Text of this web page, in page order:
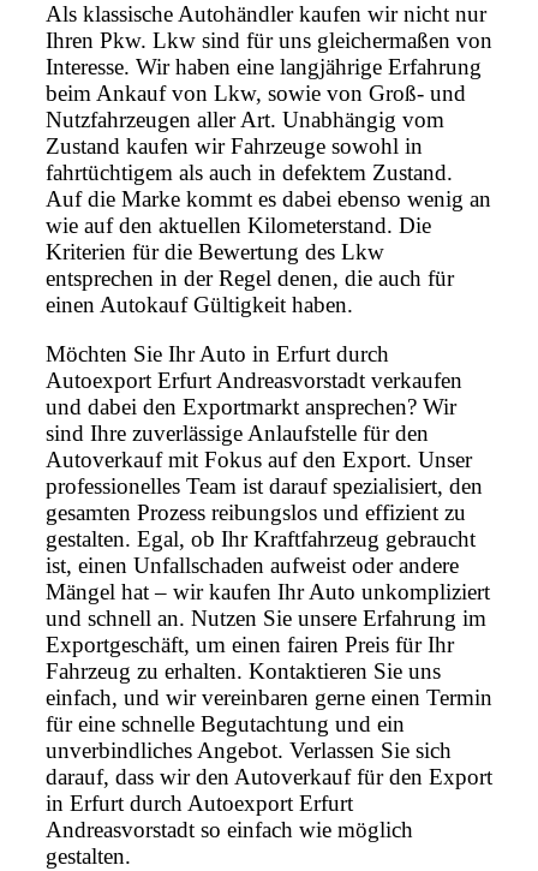
Als klassische Autohändler kaufen wir nicht nur
Ihren Pkw. Lkw sind für uns gleichermaßen von
Interesse. Wir haben eine langjährige Erfahrung
beim Ankauf von Lkw, sowie von Groß- und
Nutzfahrzeugen aller Art. Unabhängig vom
Zustand kaufen wir Fahrzeuge sowohl in
fahrtüchtigem als auch in defektem Zustand.
Auf die Marke kommt es dabei ebenso wenig an
wie auf den aktuellen Kilometerstand. Die
Kriterien für die Bewertung des Lkw
entsprechen in der Regel denen, die auch für
einen Autokauf Gültigkeit haben.
Möchten Sie Ihr Auto in Erfurt durch
Autoexport Erfurt Andreasvorstadt verkaufen
und dabei den Exportmarkt ansprechen? Wir
sind Ihre zuverlässige Anlaufstelle für den
Autoverkauf mit Fokus auf den Export. Unser
professionelles Team ist darauf spezialisiert, den
gesamten Prozess reibungslos und effizient zu
gestalten. Egal, ob Ihr Kraftfahrzeug gebraucht
ist, einen Unfallschaden aufweist oder andere
Mängel hat – wir kaufen Ihr Auto unkompliziert
und schnell an. Nutzen Sie unsere Erfahrung im
Exportgeschäft, um einen fairen Preis für Ihr
Fahrzeug zu erhalten. Kontaktieren Sie uns
einfach, und wir vereinbaren gerne einen Termin
für eine schnelle Begutachtung und ein
unverbindliches Angebot. Verlassen Sie sich
darauf, dass wir den Autoverkauf für den Export
in Erfurt durch Autoexport Erfurt
Andreasvorstadt so einfach wie möglich
gestalten.